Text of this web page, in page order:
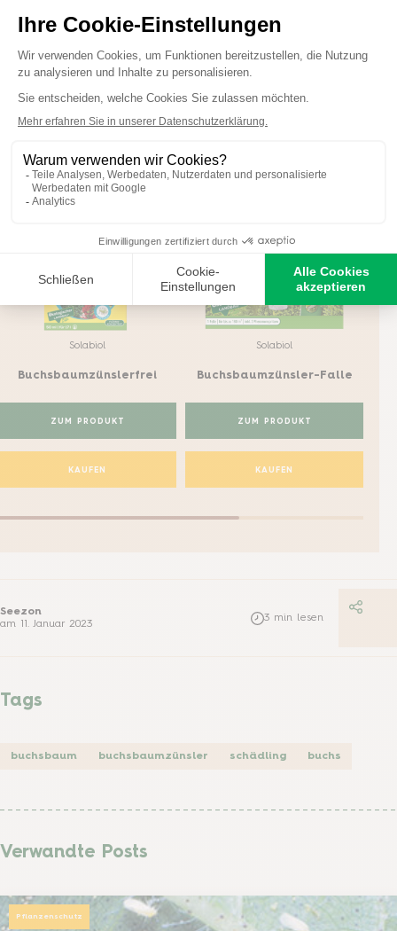
gespart werden.
Entdecken Sie unsere Produktpalette
Solabiol
Buchsbaumzünslerfrei
ZUM PRODUKT
KAUFEN
Solabiol
Buchsbaumzünsler-Falle
ZUM PRODUKT
KAUFEN
Seezon
am 11. Januar 2023
3 min lesen
Tags
buchsbaum buchsbaumzünsler schädling buchs
Verwandte Posts
Pflanzenschutz